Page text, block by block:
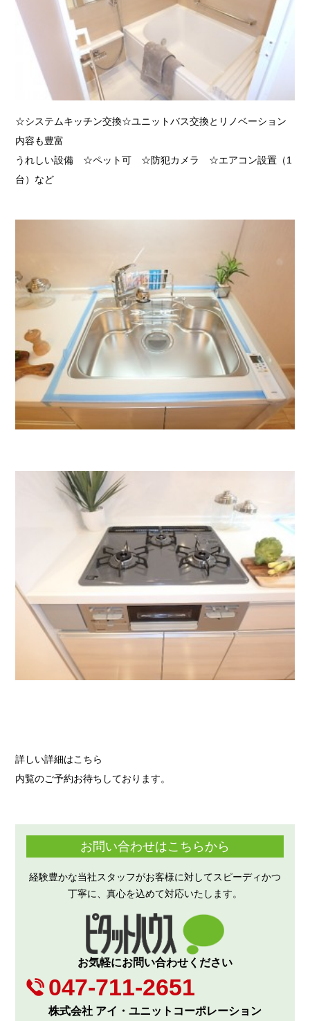
☆システムキッチン交換☆ユニットバス交換とリノベーション
内容も豊富
うれしい設備 ☆ペット可 ☆防犯カメラ ☆エアコン設置（1
台）など
詳しい詳細はこちら
内覧のご予約お待ちしております。
お問い合わせはこちらから
経験豊かな当社スタッフがお客様に対してスピーディかつ
丁寧に、真心を込めて対応いたします。
お気軽にお問い合わせください
047-711-2651
株式会社 アイ・ユニットコーポレーション